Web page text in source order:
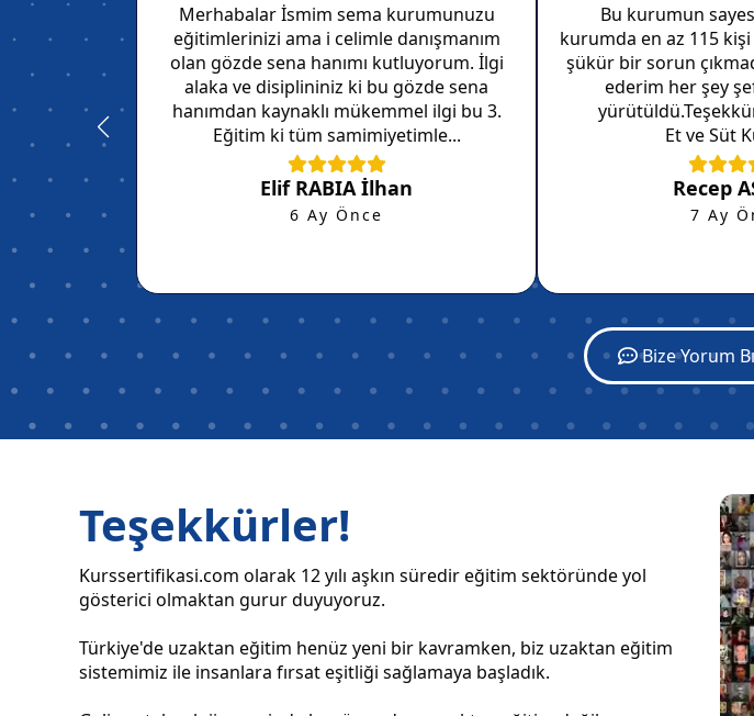
ulaştı
Merhabalar İsmim sema kurumunuzu
eğitimlerinizi ama i celimle danışmanım
olan gözde sena hanımı kutluyorum. İlgi
alaka ve disiplininiz ki bu gözde sena
hanımdan kaynaklı mükemmel ilgi bu 3.
Eğitim ki tüm samimiyetimle...
Elif RABIA İlhan
6 Ay Önce
Bu kurumun
kurumda en az 115
şükür bir sorun
ederim her şey
Et ve Süt
Recep
7 Ay
Bize Yorum
Teşekkürler!
Kurssertifikasi.com olarak 12 yılı aşkın süredir eğitim sektöründe yol
gösterici olmaktan gurur duyuyoruz.
Türkiye'de uzaktan eğitim henüz yeni bir kavramken, biz uzaktan eğitim
sistemimiz ile insanlara fırsat eşitliği sağlamaya başladık.